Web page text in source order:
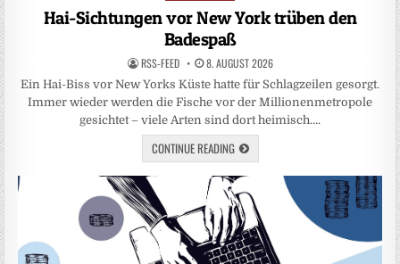
Hai-Sichtungen vor New York trüben den
Badespaß
RSS-FEED 8. AUGUST 2026
Ein Hai-Biss vor New Yorks Küste hatte für Schlagzeilen gesorgt.
Immer wieder werden die Fische vor der Millionenmetropole
gesichtet – viele Arten sind dort heimisch….
CONTINUE READING